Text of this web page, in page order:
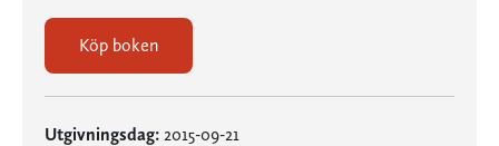
Köp boken
Utgivningsdag: 2015-09-21